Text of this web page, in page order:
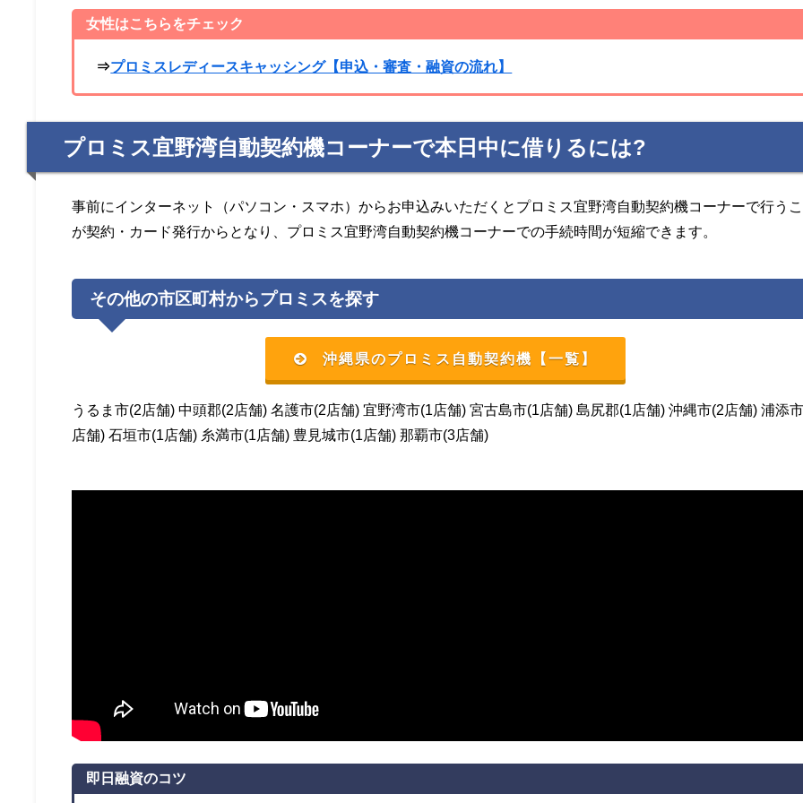
女性はこちらをチェック
⇒プロミスレディースキャッシング【申込・審査・融資の流れ】
プロミス宜野湾自動契約機コーナーで本日中に借りるには?
事前にインターネット（パソコン・スマホ）からお申込みいただくとプロミス宜野湾自動契約機コーナーで行う
が契約・カード発行からとなり、プロミス宜野湾自動契約機コーナーでの手続時間が短縮できます。
その他の市区町村からプロミスを探す
沖縄県のプロミス自動契約機【一覧】
うるま市(2店舗) 中頭郡(2店舗) 名護市(2店舗) 宜野湾市(1店舗) 宮古島市(1店舗) 島尻郡(1店舗) 沖縄市(2店舗) 浦添
店舗) 石垣市(1店舗) 糸満市(1店舗) 豊見城市(1店舗) 那覇市(3店舗)
即日融資のコツ